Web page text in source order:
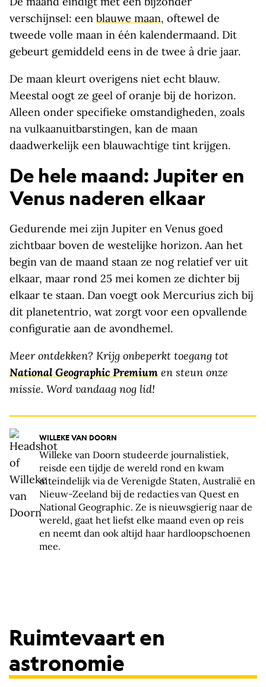
verschijnsel: een blauwe maan, oftewel de
tweede volle maan in één kalendermaand. Dit
gebeurt gemiddeld eens in de twee à drie jaar.
De maan kleurt overigens niet echt blauw.
Meestal oogt ze geel of oranje bij de horizon.
Alleen onder specifieke omstandigheden, zoals
na vulkaanuitbarstingen, kan de maan
daadwerkelijk een blauwachtige tint krijgen.
De hele maand: Jupiter en
Venus naderen elkaar
Gedurende mei zijn Jupiter en Venus goed
zichtbaar boven de westelijke horizon. Aan het
begin van de maand staan ze nog relatief ver uit
elkaar, maar rond 25 mei komen ze dichter bij
elkaar te staan. Dan voegt ook Mercurius zich bij
dit planetentrio, wat zorgt voor een opvallende
configuratie aan de avondhemel.
Meer ontdekken? Krijg onbeperkt toegang tot
National Geographic Premium en steun onze
missie. Word vandaag nog lid!
WILLEKE VAN DOORN
Willeke van Doorn studeerde journalistiek,
reisde een tijdje de wereld rond en kwam
uiteindelijk via de Verenigde Staten, Australië en
Nieuw-Zeeland bij de redacties van Quest en
National Geographic. Ze is nieuwsgierig naar de
wereld, gaat het liefst elke maand even op reis
en neemt dan ook altijd haar hardloopschoenen
mee.
Ruimtevaart en
astronomie